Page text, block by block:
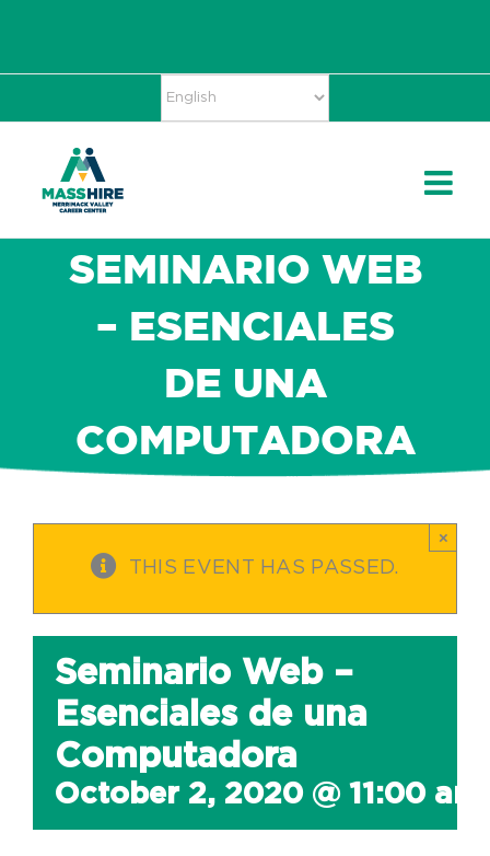
SEMINARIO WEB
– ESENCIALES
DE UNA
COMPUTADORA
THIS EVENT HAS PASSED.
×
Seminario Web –
Esenciales de una
Computadora
October 2, 2020 @ 11:00 am